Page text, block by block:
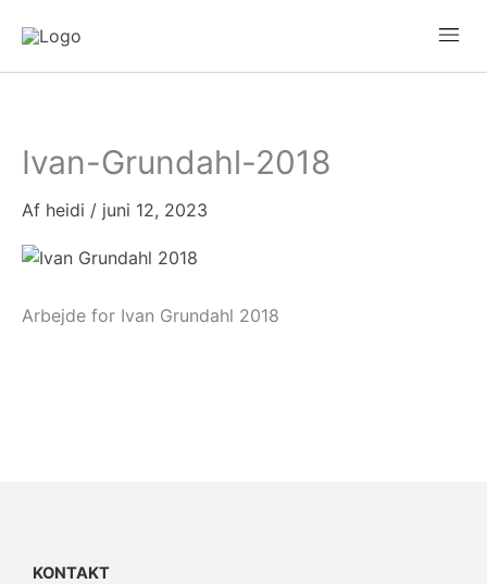
indholdet
Ivan-Grundahl-2018
Af heidi / juni 12, 2023
Arbejde for Ivan Grundahl 2018
KONTAKT